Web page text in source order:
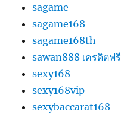
sagame
sagame168
sagame168th
sawan888 เครดิตฟรี
sexy168
sexy168vip
sexybaccarat168